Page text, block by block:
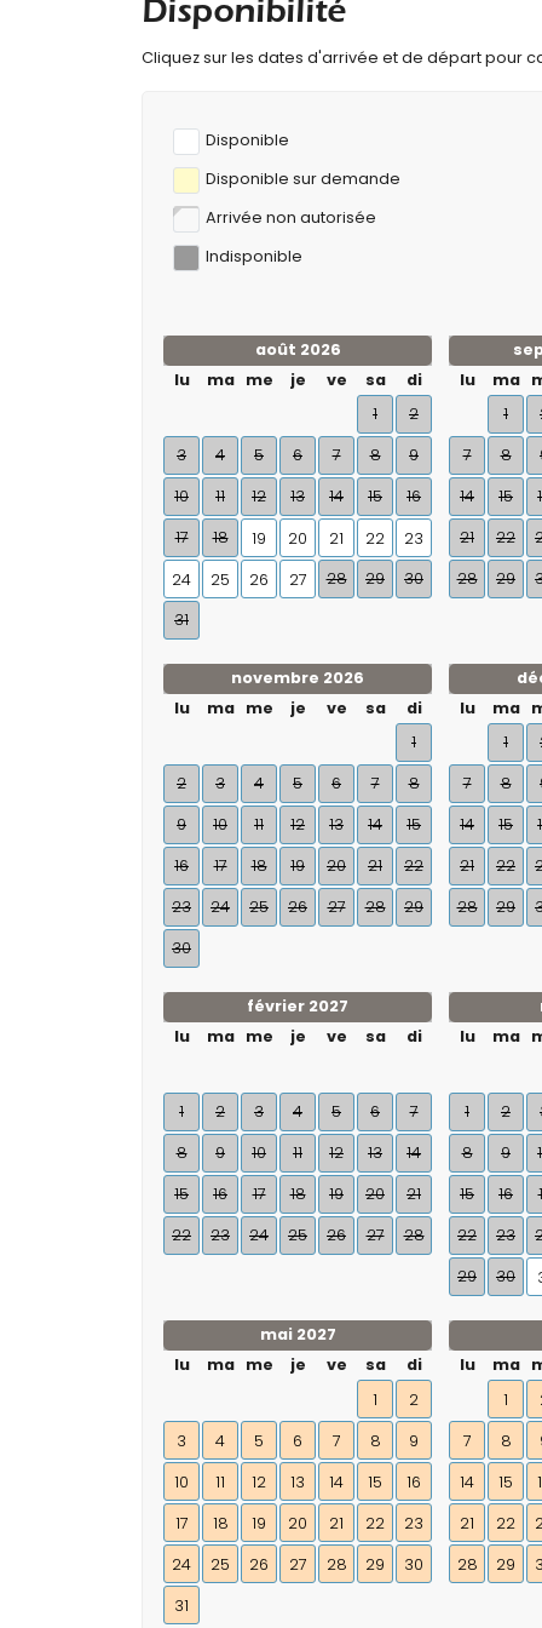
Disponibilité
Cliquez sur les dates d'arrivée et de départ pour
Disponible
Disponible sur demande
Arrivée non autorisée
Indisponible
août 2026
lu
ma me je ve sa
di
1
2
3
4 5 6 7 8
9
10
11 12 13 14 15
16
17
18 19 20 21 22
23
24
25 26 27 28 29
30
31
lu
ma
1
7
8
14
15
21
22
28
29
novembre 2026
lu
ma me je ve sa
di
1
2
3 4 5 6 7
8
9
10 11 12 13 14
15
16
17 18 19 20 21
22
23
24 25 26 27 28
29
30
lu
ma
1
7
8
14
15
21
22
28
29
février 2027
lu
ma me je ve sa di
1 2 3 4 5 6
7
8
9 10 11 12 13
14
15
16 17 18 19 20
21
22
23 24 25 26 27 28
lu
ma
1 2
8
9
15
16
22
23
29
30
mai 2027
lu
ma me je ve sa
di
1
2
3
4 5 6 7 8
9
10
11 12 13 14 15
16
17
18 19 20 21 22
23
24
25 26 27 28 29
30
31
lu
ma
1
7
8
14
15
21
22
28
29